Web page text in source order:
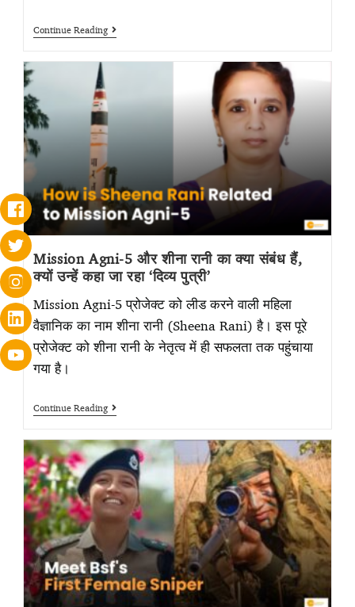
Continue Reading
Mission Agni-5 और शीना रानी का क्या संबंध हैं,
क्यों उन्हें कहा जा रहा ‘दिव्य पुत्री’
Mission Agni-5 प्रोजेक्ट को लीड करने वाली महिला
वैज्ञानिक का नाम शीना रानी (Sheena Rani) है। इस पूरे
प्रोजेक्ट को शीना रानी के नेतृत्व में ही सफलता तक पहुंचाया
गया है।
Continue Reading